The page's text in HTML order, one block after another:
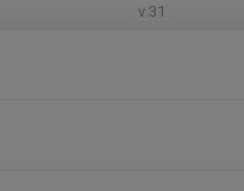
v.31